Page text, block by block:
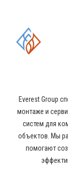
Everest Group
монтаже и
систем для
объектов. Мы
помогают